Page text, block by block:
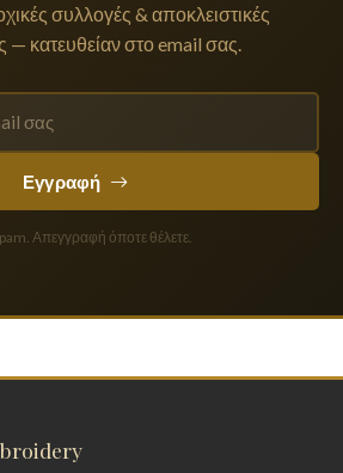
συλλογές & αποκλειστικές
κατευθείαν στο email σας.
Εγγραφή
Απεγγραφή όποτε θέλετε.